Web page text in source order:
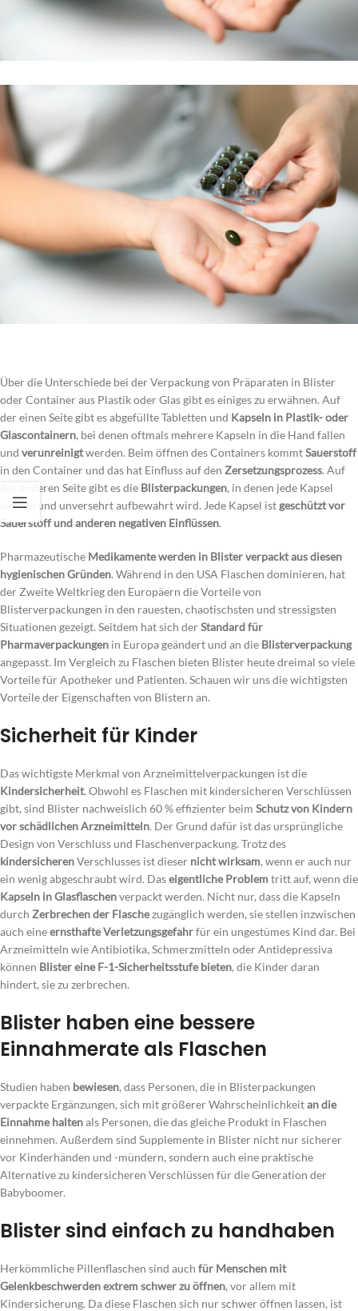
Über die Unterschiede bei der Verpackung von Präparaten in Blister
oder Container aus Plastik oder Glas gibt es einiges zu erwähnen. Auf
der einen Seite gibt es abgefüllte Tabletten und Kapseln in Plastik- oder
Glascontainern, bei denen oftmals mehrere Kapseln in die Hand fallen
und verunreinigtwerden. Beim öffnen des Containers kommtSauerstoff
in den Container und das hat Einfluss auf den Zersetzungsprozess. Auf
der anderen Seite gibt es die Blisterpackungen, in denen jede Kapsel
einzeln und unversehrt aufbewahrt wird. Jede Kapsel istgeschützt vor
Sauerstoff und anderen negativen Einflüssen.
Pharmazeutische Medikamente werden in Blister verpackt aus diesen
hygienischen Gründen. Während in den USA Flaschen dominieren, hat
der Zweite Weltkrieg den Europäern die Vorteile von
Blisterverpackungen in den rauesten, chaotischsten und stressigsten
Situationen gezeigt. Seitdem hat sich derStandard für
Pharmaverpackungen in Europa geändert und an die Blisterverpackung
angepasst. Im Vergleich zu Flaschen bieten Blister heute dreimal so viele
Vorteile für Apotheker und Patienten. Schauen wir uns die wichtigsten
Vorteile der Eigenschaften von Blistern an.
Sicherheit für Kinder
Das wichtigste Merkmal von Arzneimittelverpackungen ist die
Kindersicherheit. Obwohl es Flaschen mit kindersicheren Verschlüssen
gibt, sind Blister nachweislich 60 % effizienter beim Schutz von Kindern
vor schädlichen Arzneimitteln. Der Grund dafür ist das ursprüngliche
Design von Verschluss und Flaschenverpackung. Trotz des
kindersicherenVerschlusses ist dieser nicht wirksam, wenn er auch nur
ein wenig abgeschraubt wird. Daseigentliche Problemtritt auf, wenn die
Kapseln in Glasflaschenverpackt werden. Nicht nur, dass die Kapseln
durch Zerbrechen der Flaschezugänglich werden, sie stellen inzwischen
auch eineernsthafte Verletzungsgefahrfür ein ungestümes Kind dar. Bei
Arzneimitteln wie Antibiotika, Schmerzmitteln oder Antidepressiva
können Blister eine F-1-Sicherheitsstufe bieten, die Kinder daran
hindert, sie zu zerbrechen.
Blister haben eine bessere
Einnahmerate als Flaschen
Studien haben bewiesen, dass Personen, die in Blisterpackungen
verpackte Ergänzungen, sich mit größerer Wahrscheinlichkeitan die
Einnahme haltenals Personen, die das gleiche Produkt in Flaschen
einnehmen. Außerdem sind Supplemente in Blister nicht nur sicherer
vor Kinderhänden und -mündern, sondern auch eine praktische
Alternative zu kindersicheren Verschlüssen für die Generation der
Babyboomer.
Blister sind einfach zu handhaben
Herkömmliche Pillenflaschen sind auch für Menschen mit
Gelenkbeschwerden extrem schwer zu öffnen, vor allem mit
Kindersicherung. Da diese Flaschen sich nur schwer öffnen lassen, ist